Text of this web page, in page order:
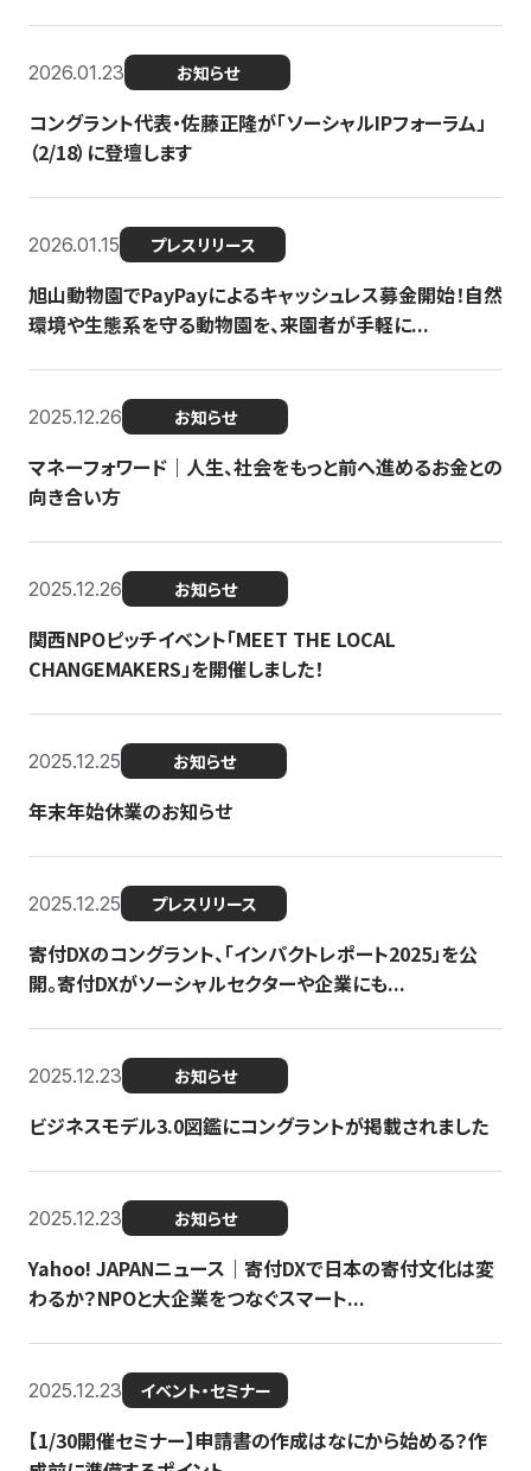
2026.01.23 お知らせ
コングラント代表・佐藤正隆が「ソーシャルIPフォーラム」
（2/18）に登壇します
2026.01.15 プレスリリース
旭山動物園でPayPayによるキャッシュレス募金開始！自然
環境や生態系を守る動物園を、来園者が手軽に...
2025.12.26 お知らせ
マネーフォワード｜人生、社会をもっと前へ進めるお金との
向き合い方
2025.12.26 お知らせ
関西NPOピッチイベント「MEET THE LOCAL
CHANGEMAKERS」を開催しました！
2025.12.25 お知らせ
年末年始休業のお知らせ
2025.12.25 プレスリリース
寄付DXのコングラント、「インパクトレポート2025」を公
開。寄付DXがソーシャルセクターや企業にも...
2025.12.23 お知らせ
ビジネスモデル3.0図鑑にコングラントが掲載されました
2025.12.23 お知らせ
Yahoo! JAPANニュース｜寄付DXで日本の寄付文化は変
わるか？NPOと大企業をつなぐスマート...
2025.12.23 イベント・セミナー
【1/30開催セミナー】申請書の作成はなにから始める？作